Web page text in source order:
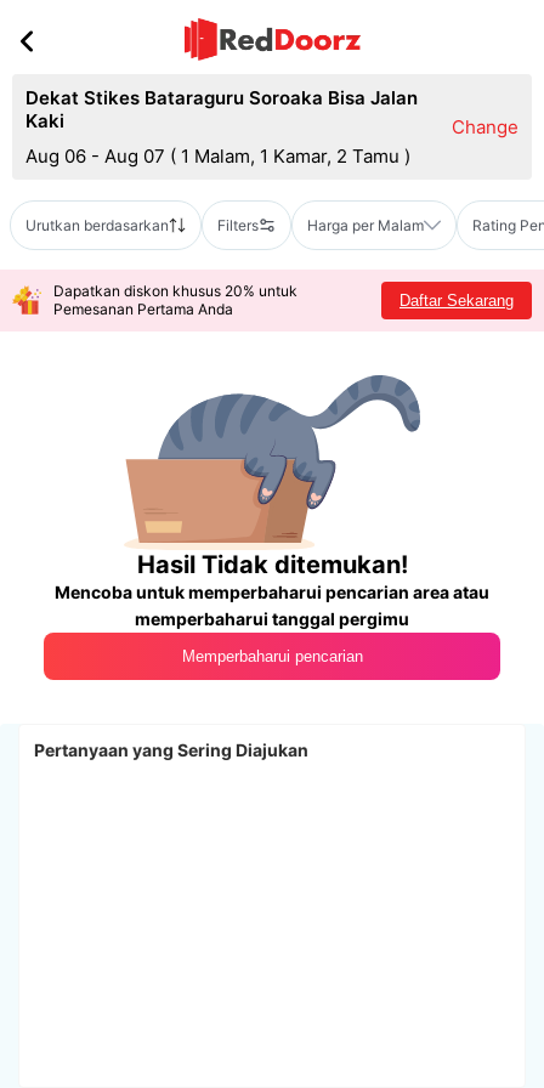
Dekat Stikes Bataraguru Soroaka Bisa Jalan
Kaki
Aug 06 - Aug 07 ( 1 Malam, 1 Kamar, 2 Tamu )
Change
Urutkan berdasarkan Filters Harga per Malam Rating
Dapatkan diskon khusus 20% untuk
Pemesanan Pertama Anda
Daftar Sekarang
Hasil Tidak ditemukan!
Mencoba untuk memperbaharui pencarian area atau
memperbaharui tanggal pergimu
Memperbaharui pencarian
Pertanyaan yang Sering Diajukan